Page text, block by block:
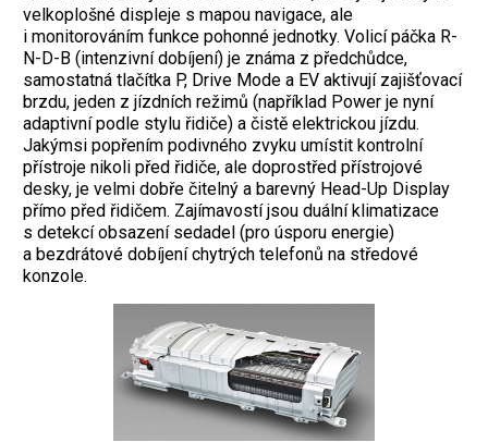
velkoplošné displeje s mapou navigace, ale
i monitorováním funkce pohonné jednotky. Volicí páčka R-
N-D-B (intenzivní dobíjení) je známa z předchůdce,
samostatná tlačítka P, Drive Mode a EV aktivují zajišťovací
brzdu, jeden z jízdních režimů (například Power je nyní
adaptivní podle stylu řidiče) a čistě elektrickou jízdu.
Jakýmsi popřením podivného zvyku umístit kontrolní
přístroje nikoli před řidiče, ale doprostřed přístrojové
desky, je velmi dobře čitelný a barevný Head-Up Display
přímo před řidičem. Zajímavostí jsou duální klimatizace
s detekcí obsazení sedadel (pro úsporu energie)
a bezdrátové dobíjení chytrých telefonů na středové
konzole.